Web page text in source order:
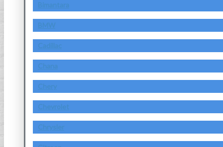
Bimantara
BMW
Cadillac
Chana
Chery
Chevrolet
Chrysler